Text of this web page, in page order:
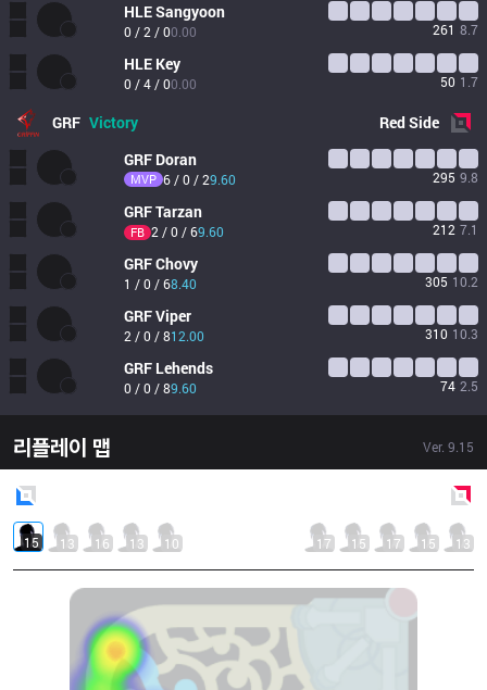
HLESangyoon
0 / 2 / 00.00 261 8.7
HLE Key
0 / 4 / 00.00 50 1.7
GRF Victory RedSide
GRF Doran
MVP 6 / 0 / 29.60 295 9.8
GRFTarzan
FB 2 / 0 / 69.60 212 7.1
GRFChovy
1 / 0 / 68.40 305 10.2
GRFViper
2 / 0 / 812.00 310 10.3
GRF Lehends
0 / 0 / 89.60 74 2.5
리플레이 맵 Ver. 9.15
15 13 16 13 10 17 15 17 15 13